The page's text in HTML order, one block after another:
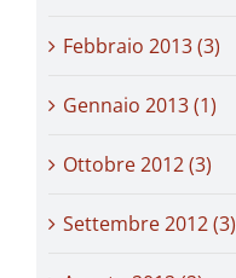
Febbraio 2013 (3)
Gennaio 2013 (1)
Ottobre 2012 (3)
Settembre 2012 (3)